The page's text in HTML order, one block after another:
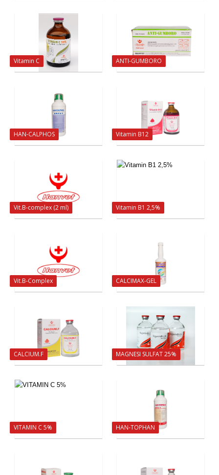
Vitamin C ANTI-GUMBORO
HAN-CALPHOS Vitamin B12
Vit.B-complex (2 ml) Vitamin B1 2,5%
Vit.B-Complex CALCIMAX-GEL
CALCIUM.F MAGNESI SULFAT 25%
VITAMIN C 5% HAN-TOPHAN